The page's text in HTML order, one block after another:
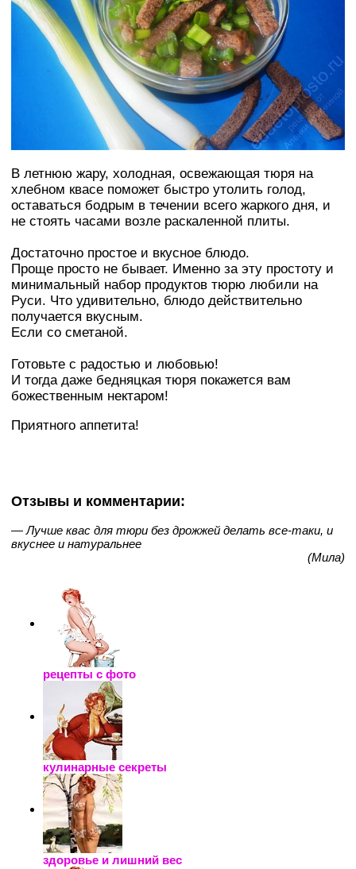
В летнюю жару, холодная, освежающая тюря на
хлебном квасе поможет быстро утолить голод,
оставаться бодрым в течении всего жаркого дня, и
не стоять часами возле раскаленной плиты.
Достаточно простое и вкусное блюдо.
Проще просто не бывает. Именно за эту простоту и
минимальный набор продуктов тюрю любили на
Руси. Что удивительно, блюдо действительно
получается вкусным.
Если со сметаной.
Готовьте с радостью и любовью!
И тогда даже бедняцкая тюря покажется вам
божественным нектаром!
Приятного аппетита!
Отзывы и комментарии:
— Лучше квас для тюри без дрожжей делать все-таки, и
вкуснее и натуральнее
(Мила)
рецепты с фото
кулинарные секреты
здоровье и лишний вес